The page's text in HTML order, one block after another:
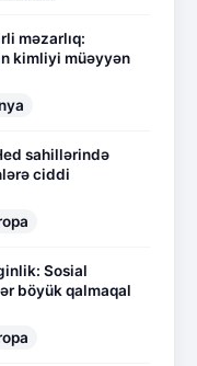
məzarlıq:
kimliyi müəyyən
sahillərində
ciddi
Sosial
böyük qalmaqal